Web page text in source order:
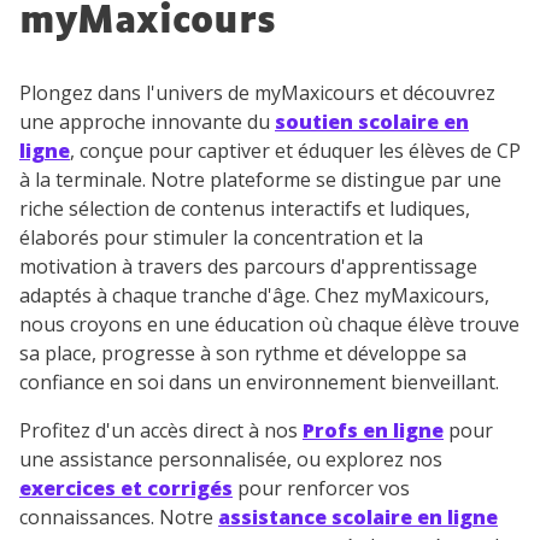
myMaxicours
Plongez dans l'univers de myMaxicours et découvrez
une approche innovante du soutien scolaire en
ligne, conçue pour captiver et éduquer les élèves de CP
à la terminale. Notre plateforme se distingue par une
riche sélection de contenus interactifs et ludiques,
élaborés pour stimuler la concentration et la
motivation à travers des parcours d'apprentissage
adaptés à chaque tranche d'âge. Chez myMaxicours,
nous croyons en une éducation où chaque élève trouve
sa place, progresse à son rythme et développe sa
confiance en soi dans un environnement bienveillant.
Profitez d'un accès direct à nos Profs en ligne pour
une assistance personnalisée, ou explorez nos
exercices et corrigés pour renforcer vos
connaissances. Notre assistance scolaire en ligne
désinscription présent dans chaque newsletter. Pour
en savoir plus sur la gestion de vos données
consulternotre charte .